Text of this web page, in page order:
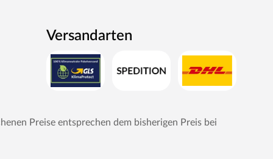
Versandarten
Preise entsprechen dem bisherigen Preis bei